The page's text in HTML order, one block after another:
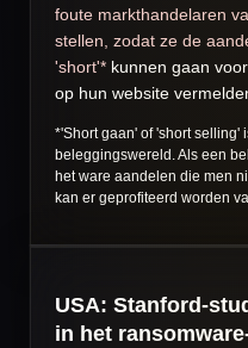
foute markthandelaren
stellen, zodat ze de
'short'* kunnen gaan
op hun website
*'Short gaan' of 'short selling'
beleggingswereld. Als een
het ware aandelen die men
kan er geprofiteerd worden
USA: Stanford-
in het